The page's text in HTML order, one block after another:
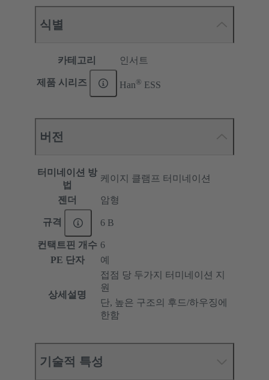
식별
카테고리 인서트
제품 시리즈 Han® ESS
버전
터미네이션 방
법
케이지 클램프 터미네이션
젠더 암형
규격 6 B
컨택트핀 개수 6
PE 단자
예
상세설명
접점 당 두가지 터미네이션 지
원
단, 높은 구조의 후드/하우징에
한함
기술적 특성